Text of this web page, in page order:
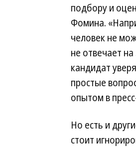
подбору и
Фомина.
человек не
не отвечает
кандидат
простые
опытом в
Но есть и
стоит